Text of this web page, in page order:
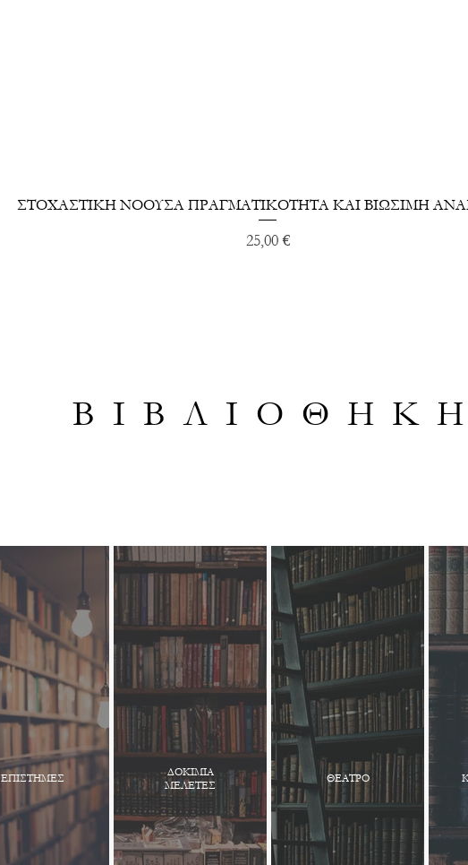
Γρήγορη προβολή
ΣΤΟΧΑΣΤΙΚΗ ΝΟΟΥΣΑ ΠΡΑΓΜΑΤΙΚΟΤΗΤΑ ΚΑΙ ΒΙΩΣΙΜΗ
Τιμή
25,00 €
Β Ι Β Λ Ι Ο Θ Η Κ Η
ΕΠΙΣΤΗΜΕΣ
ΔΟΚΙΜΙΑ
ΜΕΛΕΤΕΣ
ΘΕΑΤΡΟ